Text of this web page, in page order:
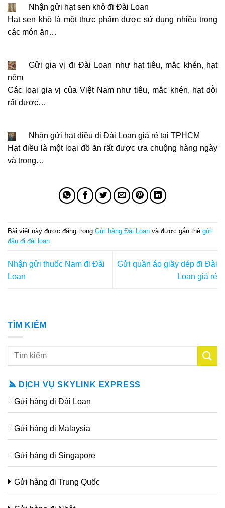
Nhận gửi hạt sen khô đi Đài Loan
Hạt sen khô là một thực phẩm được sử dụng nhiều trong
các món ăn…
Gửi gia vị đi Đài Loan như hạt tiêu, mắc khén, hạt
nêm
Các loại gia vị của Việt Nam như tiêu, mắc khén, hạt dỗi
rất được…
Nhận gửi hạt điều đi Đài Loan giá rẻ tại TPHCM
Hạt điều là một loại đồ ăn rất được ưa chuộng hàng ngày
và trong…
Bài viết này được đăng trong Gửi hàng Đài Loan và được gắn thẻ gửi
đậu đi đài loan
Nhận gửi thuốc Nam đi Đài
Loan
Gửi quần áo giầy dép đi Đài
Loan giá rẻ
TÌM KIẾM
DỊCH VỤ SKYLINK EXPRESS
Gửi hàng đi Đài Loan
Gửi hàng đi Malaysia
Gửi hàng đi Singapore
Gửi hàng đi Trung Quốc